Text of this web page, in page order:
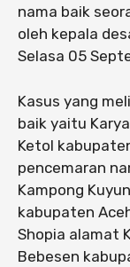
nama baik
oleh kepala
Selasa 05
Kasus yang
baik yaitu
Ketol
pencemaran
Kampong
kabupaten
Shopia alamat
Bebesen